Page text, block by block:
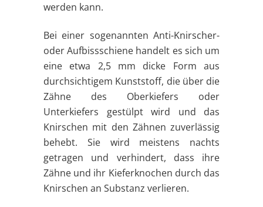
werden kann.
Bei einer sogenannten Anti-Knirscher-
oder Aufbissschiene handelt es sich um
eine etwa 2,5 mm dicke Form aus
durchsichtigem Kunststoff, die über die
Zähne des Oberkiefers oder
Unterkiefers gestülpt wird und das
Knirschen mit den Zähnen zuverlässig
behebt. Sie wird meistens nachts
getragen und verhindert, dass ihre
Zähne und ihr Kieferknochen durch das
Knirschen an Substanz verlieren.